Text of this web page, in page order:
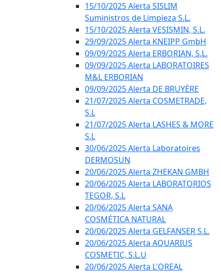
15/10/2025 Alerta SISLIM
Suministros de Limpieza S.L.
15/10/2025 Alerta VESISMIN, S.L.
29/09/2025 Alerta KNEIPP GmbH
09/09/2025 Alerta ERBORIAN, S.L.
09/09/2025 Alerta LABORATOIRES
M&L ERBORIAN
09/09/2025 Alerta DE BRUYÈRE
21/07/2025 Alerta COSMETRADE,
S.L
21/07/2025 Alerta LASHES & MORE
S.L
30/06/2025 Alerta Laboratoires
DERMOSUN
20/06/2025 Alerta ZHEKAN GMBH
20/06/2025 Alerta LABORATORIOS
TEGOR, S.L
20/06/2025 Alerta SANA
COSMÉTICA NATURAL
20/06/2025 Alerta GELFANSER S.L.
20/06/2025 Alerta AQUARIUS
COSMETIC, S.L.U
20/06/2025 Alerta L'OREAL